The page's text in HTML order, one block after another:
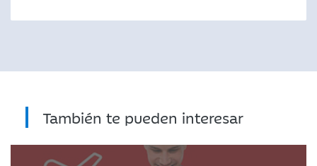
También te pueden interesar